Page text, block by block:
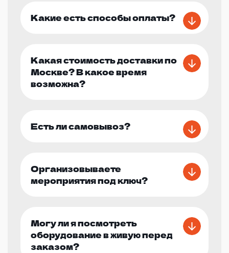
Какие есть способы оплаты?
Какая стоимость доставки по
Москве? В какое время
возможна?
Есть ли самовывоз?
Организовываете
мероприятия под ключ?
Могу ли я посмотреть
оборудование в живую перед
заказом?